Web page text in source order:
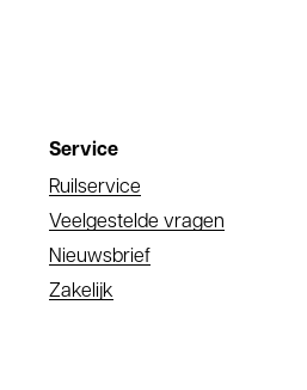
Service
Ruilservice
Veelgestelde vragen
Nieuwsbrief
Zakelijk